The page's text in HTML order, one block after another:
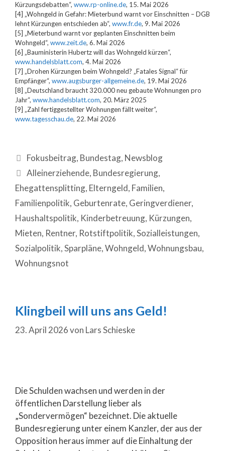
Kürzungsdebatten“, www.rp-online.de, 15. Mai 2026
[4] „Wohngeld in Gefahr: Mieterbund warnt vor Einschnitten – DGB
lehnt Kürzungen entschieden ab“, www.fr.de, 9. Mai 2026
[5] „Mieterbund warnt vor geplanten Einschnitten beim
Wohngeld“, www.zeit.de, 6. Mai 2026
[6] „Bauministerin Hubertz will das Wohngeld kürzen“,
www.handelsblatt.com, 4. Mai 2026
[7] „Drohen Kürzungen beim Wohngeld? „Fatales Signal“ für
Empfänger“, www.augsburger-allgemeine.de, 19. Mai 2026
[8] „Deutschland braucht 320.000 neu gebaute Wohnungen pro
Jahr“, www.handelsblatt.com, 20. März 2025
[9] „Zahl fertiggestellter Wohnungen fällt weiter“,
www.tagesschau.de, 22. Mai 2026
Fokusbeitrag, Bundestag, Newsblog
Alleinerziehende, Bundesregierung,
Ehegattensplitting, Elterngeld, Familien,
Familienpolitik, Geburtenrate, Geringverdiener,
Haushaltspolitik, Kinderbetreuung, Kürzungen,
Mieten, Rentner, Rotstiftpolitik,Sozialleistungen,
Sozialpolitik,Sparpläne,Wohngeld,Wohnungsbau,
Wohnungsnot
Klingbeil will uns ans Geld!
23. April 2026von Lars Schieske
Die Schulden wachsen und werden in der
öffentlichen Darstellung lieber als
„Sondervermögen“ bezeichnet. Die aktuelle
Bundesregierung unter einem Kanzler, der aus der
Opposition heraus immer auf die Einhaltung der